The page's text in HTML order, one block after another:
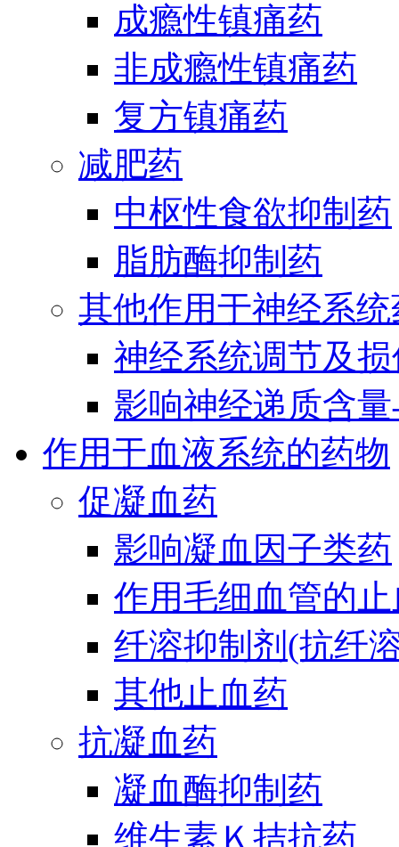
成瘾性镇痛药
非成瘾性镇痛药
复方镇痛药
减肥药
中枢性食欲抑制药
脂肪酶抑制药
其他作用于神经系统
神经系统调节及
影响神经递质含
作用于血液系统的药物
促凝血药
影响凝血因子类药
作用毛细血管的
纤溶抑制剂(抗纤
其他止血药
抗凝血药
凝血酶抑制药
维生素Ｋ拮抗药